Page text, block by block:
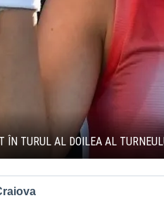
ÎN TURUL AL DOILEA AL